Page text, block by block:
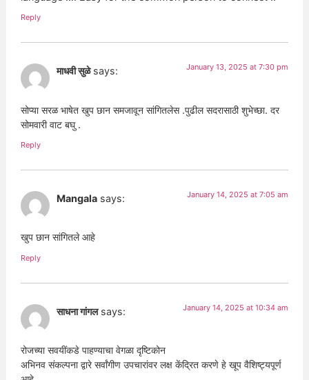
Reply
माधवी सुळे says: January 13, 2025 at 7:30 pm
सोप्या सरळ भाषेत खुप छान समजावून सांगितलेस .पुढील सदरासाठी शुभेच्छा. दर
सोमवारी वाट बघु .
Reply
Mangala says: January 14, 2025 at 7:05 am
खुप छान सांगितले आहे
Reply
साधना गांगल says: January 14, 2025 at 10:34 am
रोजच्या सवयींकडे पाहण्याचा वेगळा दृष्टिकोन
अभिनव संकल्पना द्वारे सर्वांगीण उपचारांवर लक्ष केंद्रित करणे हे खूप वैशिष्ट्यपूर्ण